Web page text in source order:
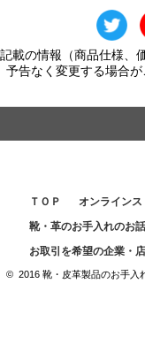
記載の情報（商品仕様、
予告なく変更する場合
ＴＯＰ オンラインス
靴・革のお手入れのお
お取引を希望の企業・
© 2016 靴・皮革製品のお手入